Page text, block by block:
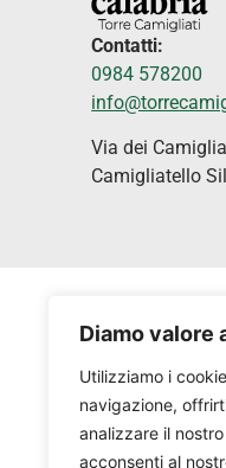
Diamo valore
Utilizziamo i
navigazione,
analizzare il
acconsenti al
Contatti:
0984 578200
Via dei
Camigliatello